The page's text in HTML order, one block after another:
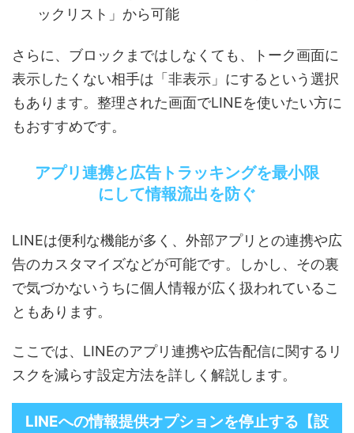
ックリスト」から可能
さらに、ブロックまではしなくても、トーク画面に
表示したくない相手は「非表示」にするという選択
もあります。整理された画面でLINEを使いたい方に
もおすすめです。
アプリ連携と広告トラッキングを最小限
にして情報流出を防ぐ
LINEは便利な機能が多く、外部アプリとの連携や広
告のカスタマイズなどが可能です。しかし、その裏
で気づかないうちに個人情報が広く扱われているこ
ともあります。
ここでは、LINEのアプリ連携や広告配信に関するリ
スクを減らす設定方法を詳しく解説します。
LINEへの情報提供オプションを停止する【設